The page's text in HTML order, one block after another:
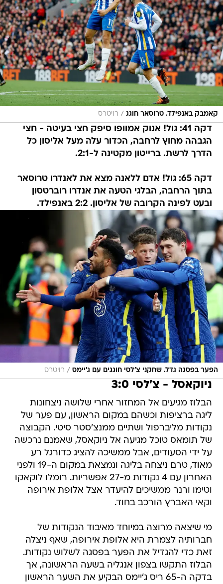
קאמבק באנפילד. טרוסאר חוגג / רויטרס
דקה 41: גול! אנוק אמוופו סיפק חצי בעיטה - חצי
הגבהה מחוץ לרחבה, הכדור עלה מעל אליסון כל
הדרך לרשת. ברייטון מקטינה ל-2:1.
דקה 65: גול! אדם ללאנה מצא את לאנדרו טרוסאר
בתוך הרחבה, הבלגי הטעה את אנדרו רוברטסון
ובעט לפינה הקרובה של אליסון. 2:2 באנפילד.
הפער בפסגה גדל. שחקני צ'לסי חוגגים עם ג'יימס / רויטרס
ניוקאסל - צ'לסי 3:0
הבלוז מגיעים אל המחזור אחרי שלושה ניצחונות
ליגה ברציפות וכשהם במקום הראשון, עם פער של
נקודות מליברפול ושתיים ממנצ'סטר סיטי. הקבוצה
של תומאס טוכל מגיעה אל ניוקאסל, שאמנם נרכשה
על ידי הסעודים, אבל ממשיכה להציג כדורגל רע
מאוד, טרם ניצחה בליגה ונמצאת במקום ה-19 ולפני
האחרון עם 4 נקודות מ-27 אפשריות. רומלו לוקאקו
וטימו ורנר ממשיכים להיעדר אצל אלופת אירופה
וקאי האברץ הורכב בחוד.
מי שיצאה מרוצה במיוחד מאיבוד הנקודות של
חברותיה לצמרת היא אלופת אירופה, שאף ניצלה
זאת כדי להגדיל את הפער בפסגה לשלוש נקודות.
הבלוז התקשו בצפון אנגליה בשעה הראשונה, אך
בדקה ה-65 ריס ג'יימס הבקיע את השער הראשון